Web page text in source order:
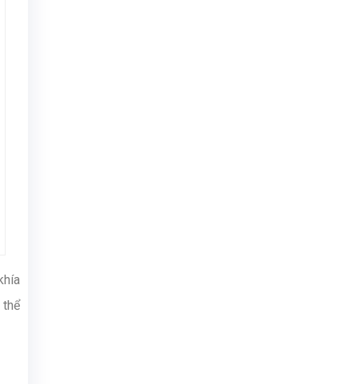
thể